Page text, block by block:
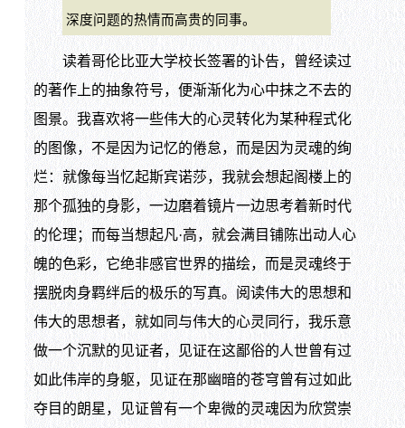
深度问题的热情而高贵的同事。
读着哥伦比亚大学校长签署的讣告，曾经读过
的著作上的抽象符号，便渐渐化为心中抹之不去的
图景。我喜欢将一些伟大的心灵转化为某种程式化
的图像，不是因为记忆的倦怠，而是因为灵魂的绚
烂：就像每当忆起斯宾诺莎，我就会想起阁楼上的
那个孤独的身影，一边磨着镜片一边思考着新时代
的伦理；而每当想起凡·高，就会满目铺陈出动人心
魄的色彩，它绝非感官世界的描绘，而是灵魂终于
摆脱肉身羁绊后的极乐的写真。阅读伟大的思想和
伟大的思想者，就如同与伟大的心灵同行，我乐意
做一个沉默的见证者，见证在这鄙俗的人世曾有过
如此伟岸的身躯，见证在那幽暗的苍穹曾有过如此
夺目的朗星，见证曾有一个卑微的灵魂因为欣赏崇